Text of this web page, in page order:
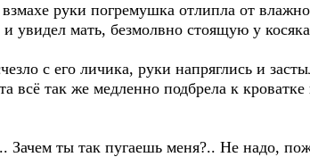
руки погремушка отлипла от
увидел мать, безмолвно стоящую у
с его личика, руки напряглись и
всё так же медленно подбрела к
ты так пугаешь меня?.. Не надо,